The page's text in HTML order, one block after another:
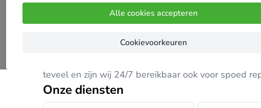
Alle cookies accepteren
Cookievoorkeuren
Vastgoedonderhoud zuid-limburg
Nog geen reviews
Wij zijn een allround vastgoedonderhoudsbedrijf
teveel en zijn wij 24/7 bereikbaar ook voor spoed
Onze diensten